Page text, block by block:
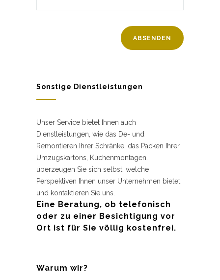
Sonstige Dienstleistungen
Unser Service bietet Ihnen auch
Dienstleistungen, wie das De- und
Remontieren Ihrer Schränke, das Packen Ihrer
Umzugskartons, Küchenmontagen.
überzeugen Sie sich selbst, welche
Perspektiven Ihnen unser Unternehmen bietet
und kontaktieren Sie uns.
Eine Beratung, ob telefonisch
oder zu einer Besichtigung vor
Ort ist für Sie völlig kostenfrei.
Warum wir?